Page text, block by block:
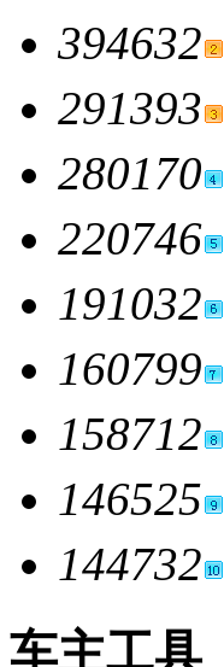
394632
291393
280170
220746
191032
160799
158712
146525
144732
车主工具